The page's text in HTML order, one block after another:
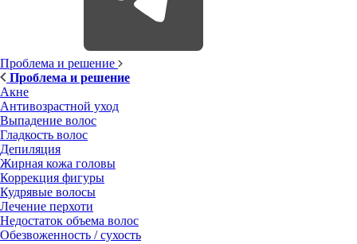
Проблема и решение
Проблема и решение
Акне
Антивозрастной уход
Выпадение волос
Гладкость волос
Депиляция
Жирная кожа головы
Коррекция фигуры
Кудрявые волосы
Лечение перхоти
Недостаток объема волос
Обезвоженность / сухость